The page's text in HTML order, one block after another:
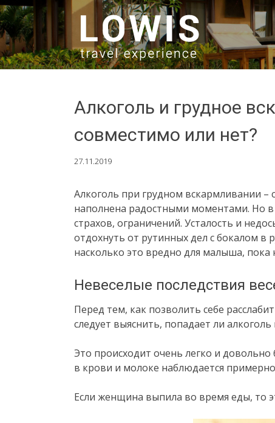
SKIP TO CONTENT
Алкоголь и грудное
совместимо или нет?
27.11.2019
Алкоголь при грудном вскармливании
наполнена радостными моментами. Но
страхов, ограничений. Усталость и
отдохнуть от рутинных дел с бокалом в
насколько это вредно для малыша, пока
Невеселые последствия
Перед тем, как позволить себе
следует выяснить, попадает ли
Это происходит очень легко и
в крови и молоке наблюдается примерно
Если женщина выпила во время еды, то